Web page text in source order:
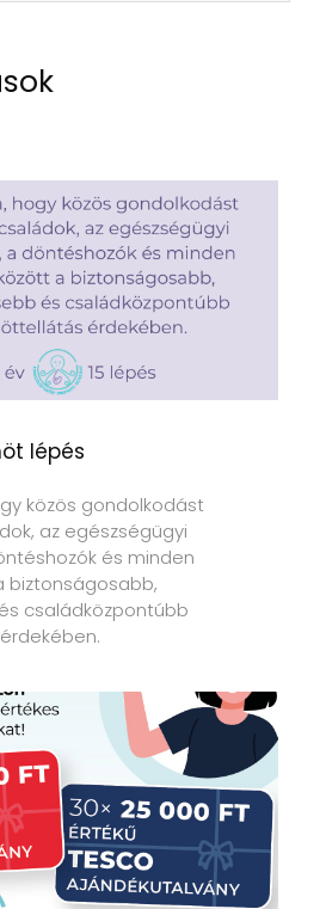
lépés
közös gondolkodást
az egészségügyi
és minden
biztonságosabb,
családközpontúbb